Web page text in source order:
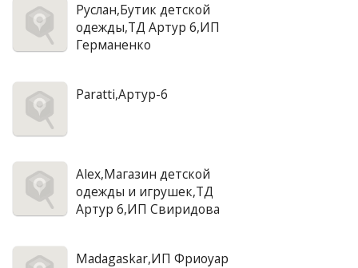
Руслан,Бутик детской
одежды,ТД Артур 6,ИП
Германенко
Paratti,Артур-6
Alex,Магазин детской
одежды и игрушек,ТД
Артур 6,ИП Свиридова
Madagaskar,ИП Фриоуар